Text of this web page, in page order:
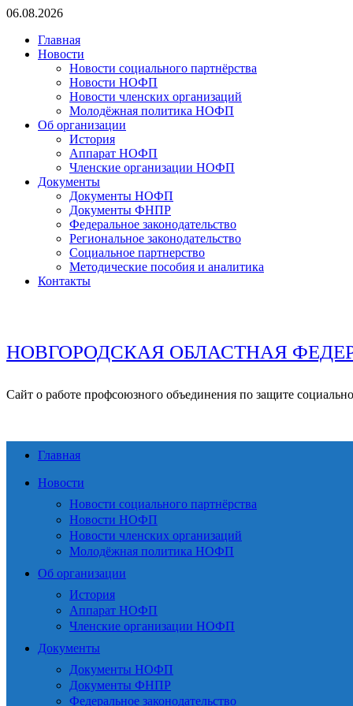
Перейти
содержимому
06.08.2026
Главная
Новости
Новости социального партнёрства
Новости НОФП
Новости членских организаций
Молодёжная политика НОФП
Об организации
История
Аппарат НОФП
Членские организации НОФП
Документы
Документы НОФП
Документы ФНПР
Федеральное законодательство
Региональное законодательство
Социальное партнерство
Методические пособия и аналитика
Контакты
НОВГОРОДСКАЯ ОБЛАСТНАЯ
Сайт о работе профсоюзного объединения по защите
Главная
Новости
Новости социального партнёрства
Новости НОФП
Новости членских организаций
Молодёжная политика НОФП
Об организации
История
Аппарат НОФП
Членские организации НОФП
Документы
Документы НОФП
Документы ФНПР
Федеральное законодательство